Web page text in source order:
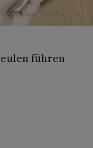
Foto: Julia Schweikhardt
führen